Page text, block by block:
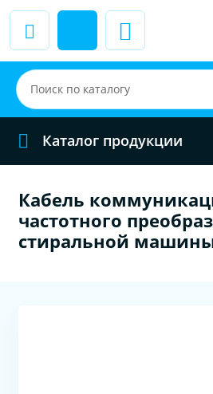
Каталог продукции
Кабель
частотного
стиральной машины